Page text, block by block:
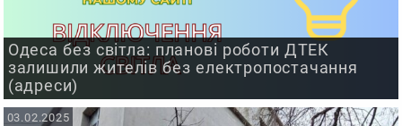
Одеса без світла: планові роботи ДТЕК
залишили жителів без електропостачання
(адреси)
03.02.2025